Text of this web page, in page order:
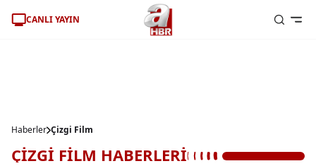
CANLI YAYIN
Haberler Çizgi Film
ÇİZGİ FİLM HABERLERİ